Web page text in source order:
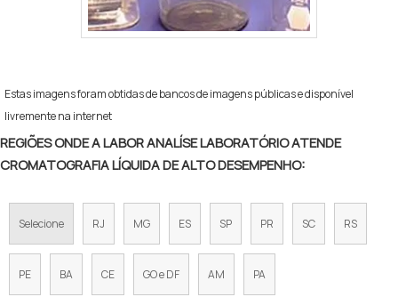
Estas imagens foram obtidas de bancos de imagens públicas e disponível
livremente na internet
REGIÕES ONDE A LABOR ANALÍSE LABORATÓRIO ATENDE
CROMATOGRAFIA LÍQUIDA DE ALTO DESEMPENHO:
Selecione RJ MG ES SP PR SC RS
PE BA CE GO e DF AM PA